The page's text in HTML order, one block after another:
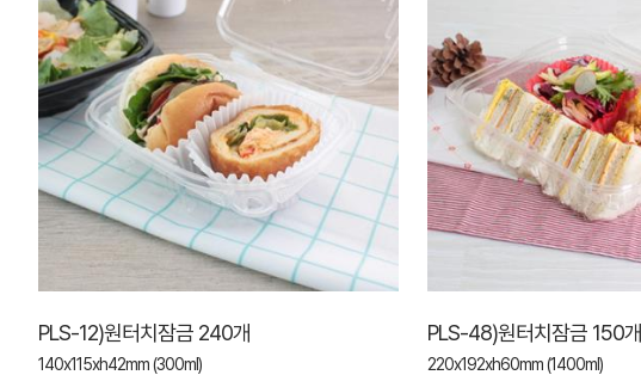
PLS-12)원터치잠금 240개
140x115xh42mm (300ml)
PLS-48)원터치잠금 150개
220x192xh60mm (1400ml)